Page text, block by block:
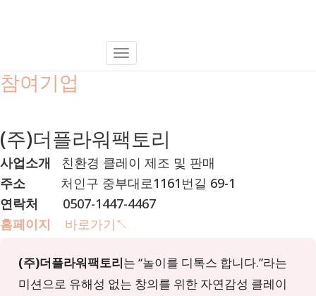
Toggle
참여기업
(주)더플라워팩토리
사업소개 친환경 클레이 제조 및 판매
주소 처인구 중부대로1161번길 69-1
연락처 0507-1447-4467
홈페이지 바로가기↖︎
(주)더플라워팩토리는 “놀이를 디톡스 합니다.”라는
미션으로 유해성 없는 창의를 위한 자연감성 클레이